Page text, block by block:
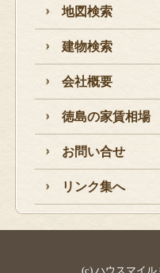
地図検索
建物検索
会社概要
徳島の家賃相場
お問い合せ
リンク集へ
(c) ハウスマイル